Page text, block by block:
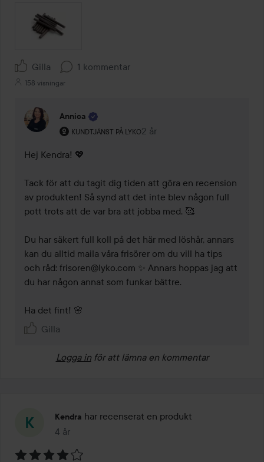
Gilla 1 kommentar
158 visningar
Annica
KUNDTJÄNST PÅ LYKO
Användarens roll: Kundtjänst på Lyko.
2 år
Kommentaren lades 2 år
Hej Kendra! 💖
Tack för att du tagit dig tiden att göra en recension
av produkten! Så synd att det inte blev någon full
pott trots att de var bra att jobba med. 🥰
Du har säkert full koll på det här med löshår, annars
kan du alltid maila våra frisörer om du vill ha tips
och råd: frisoren@lyko.com ✨ Annars hoppas jag att
du har någon annat som funkar bättre.
Ha det fint! 🌸
Gilla
Logga in för att lämna en kommentar
Kendra har recenserat en produkt
4 år
Inlägget skapades 4 år